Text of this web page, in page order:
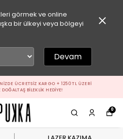
görmek ve online
bir ülkeyi veya bölgeyi
Devam
ÜCRETSIZ KARGO + 1250 TL ÜZERI
DOĞALTAŞ BILEKLIK HEDIYE!
0